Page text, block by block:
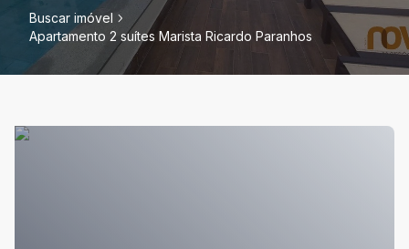
Buscar imóvel
Apartamento 2 suítes Marista Ricardo Paranhos